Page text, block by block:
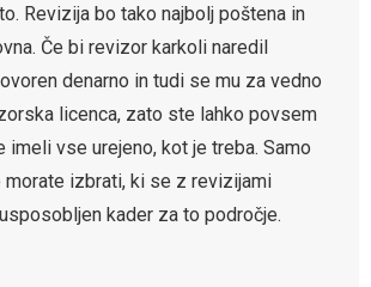
Revizija bo tako najbolj poštena in
Če bi revizor karkoli naredil
denarno in tudi se mu za vedno
licenca, zato ste lahko povsem
imeli vse urejeno, kot je treba. Samo
morate izbrati, ki se z revizijami
kader za to področje.